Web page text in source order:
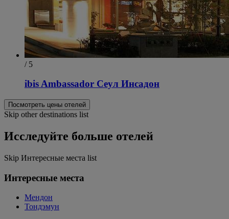
/ 5
ibis Ambassador Сеул Инсадон
Посмотреть цены отелей
Skip other destinations list
Исследуйте больше отелей
Skip Интересные места list
Интересные места
Мендон
Тондэмун